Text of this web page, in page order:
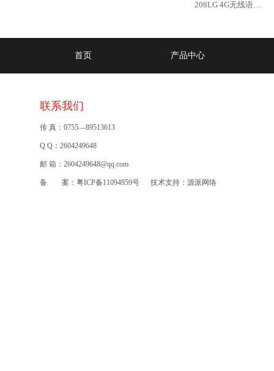
208LG 4G无线语…
首页 产品中心
联系我们
传 真：0755—89513613
Q Q：2604249648
邮 箱：2604249648@qq.com
备 案： 粤ICP备11094959号 技术支持： 源派网络